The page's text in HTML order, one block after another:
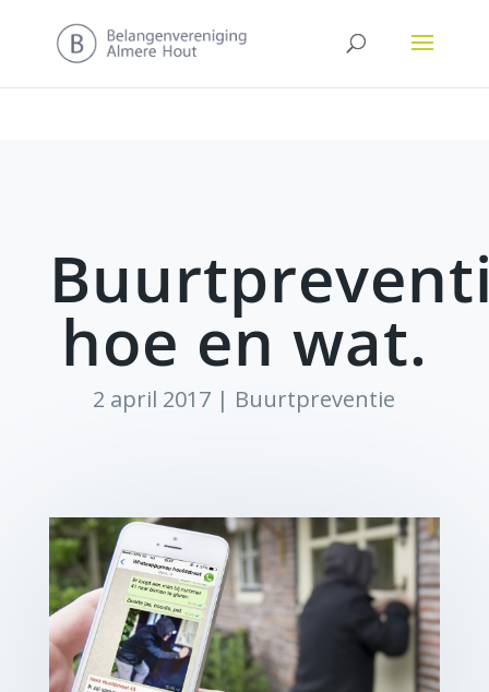
hoe en wat.
2 april 2017 | Buurtpreventie